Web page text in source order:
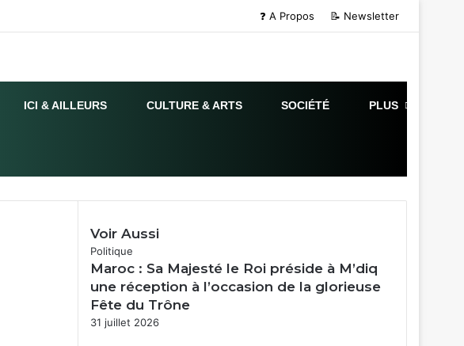
❓ A Propos 📝 Newsletter
ICI & AILLEURS CULTURE & ARTS SOCIÉTÉ PLUS
Voir Aussi
Politique
Maroc : Sa Majesté le Roi préside à M’diq
une réception à l’occasion de la glorieuse
Fête du Trône
31 juillet 2026